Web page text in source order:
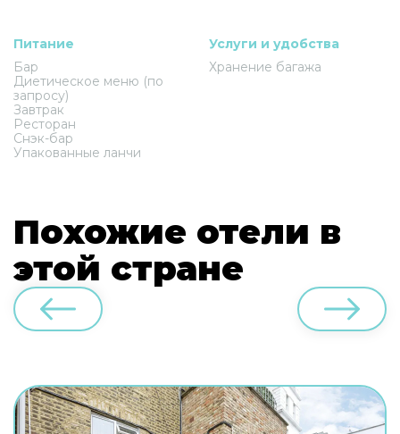
Питание
Бар
Диетическое меню (по
запросу)
Завтрак
Ресторан
Снэк-бар
Упакованные ланчи
Услуги и удобства
Хранение багажа
Похожие отели в
этой стране